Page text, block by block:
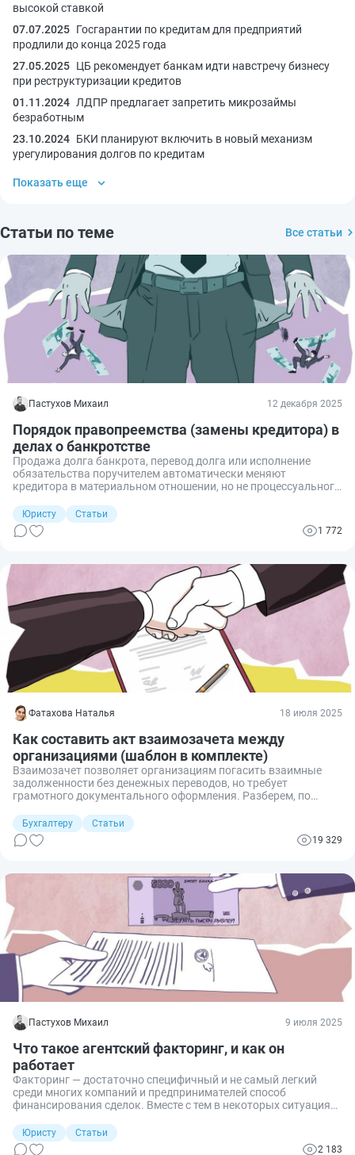
высокой ставкой
07.07.2025 Госгарантии по кредитам для предприятий
продлили до конца 2025 года
27.05.2025 ЦБ рекомендует банкам идти навстречу бизнесу
при реструктуризации кредитов
01.11.2024 ЛДПР предлагает запретить микрозаймы
безработным
23.10.2024 БКИ планируют включить в новый механизм
урегулирования долгов по кредитам
Показать еще
Статьи по теме Все статьи
Пастухов Михаил 12 декабря 2025
Порядок правопреемства (замены кредитора) в
делах о банкротстве
Продажа долга банкрота, перевод долга или исполнение
обязательства поручителем автоматически меняют
кредитора в материальном отношении, но не процессуального
должен добиться замены в арбитражном суде в порядке
процессуального правопреемства. При этом суд проверяет
аффилированность, экономический смысл сделки и
оформить такую замену и не получить отказ.
Юристу
Статьи
1 772
Фатахова Наталья 18 июля 2025
Как составить акт взаимозачета между
организациями (шаблон в комплекте)
Взаимозачет позволяет организациям погасить взаимные
задолженности без денежных переводов, но требует
грамотного документального оформления. Разберем, по
его обязательные реквизиты.
Бухгалтеру
Статьи
19 329
Пастухов Михаил 9 июля 2025
Что такое агентский факторинг, и как он
работает
Факторинг — достаточно специфичный и не самый легкий
среди многих компаний и предпринимателей способ
финансирования сделок. Вместе с тем в некоторых ситуациях
Но, чтобы их получить, необходимо разобраться с тем, какой
конкретно вид факторингового финансирования необходимо
Юристу
Статьи
2 183